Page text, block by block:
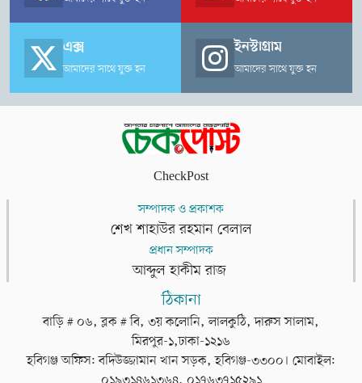
এক্স
আমাদের সাথে যুক্ত হন
ইনস্টাগ্রাম
আমাদের সাথে যুক্ত হন
CheckPost
সম্পাদক ও প্রকাশক
শেখ শাহাউর রহমান বেলাল
প্রধান সম্পাদক
আব্দুল হাকীম রাজ
ঠিকানা
বাড়ি # ০৬, ব্লক # বি, ৩য় কলোনি, লালকুঠি, দারুস সালাম,
মিরপুর-১,ঢাকা-১২১৬
হবিগঞ্জ অফিস: বদিউজ্জামান খান সড়ক, হবিগঞ্জ-৩৩০০। মোবাইল: